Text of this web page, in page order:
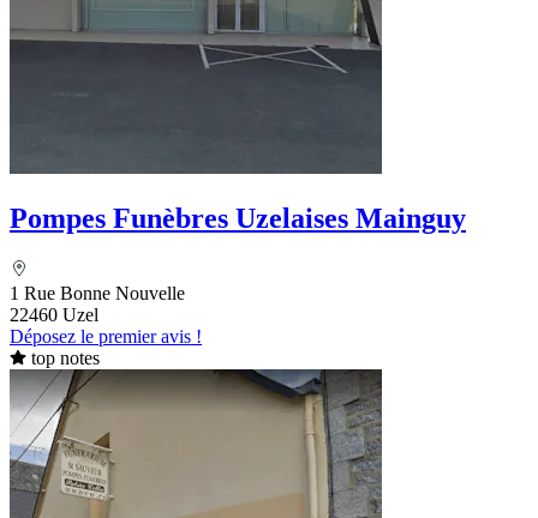
Pompes Funèbres Uzelaises Mainguy
1 Rue Bonne Nouvelle
22460 Uzel
Déposez le premier avis !
top notes